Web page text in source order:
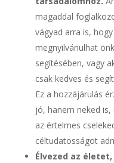
magaddal
vágyad arra is,
megnyilvánulhat
segítésében, vagy
csak kedves és
Ez a hozzájárulás
jó, hanem neked
az értelmes
céltudatosságot
Élvezed az